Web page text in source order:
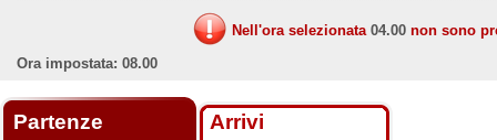
Nell'ora selezionata 04.00 non sono
Ora impostata: 08.00
Partenze Arrivi